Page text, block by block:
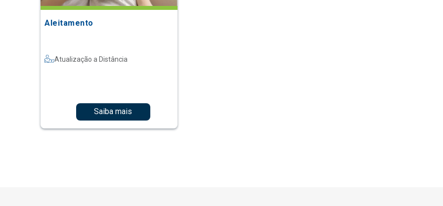
Aleitamento
Atualização a Distância
Saiba mais